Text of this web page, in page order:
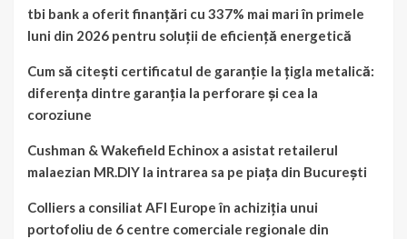
tbi bank a oferit finanțări cu 337% mai mari în primele
luni din 2026 pentru soluții de eficiență energetică
Cum să citești certificatul de garanție la țigla metalică:
diferența dintre garanția la perforare și cea la
coroziune
Cushman & Wakefield Echinox a asistat retailerul
malaezian MR.DIY la intrarea sa pe piața din București
Colliers a consiliat AFI Europe în achiziția unui
portofoliu de 6 centre comerciale regionale din